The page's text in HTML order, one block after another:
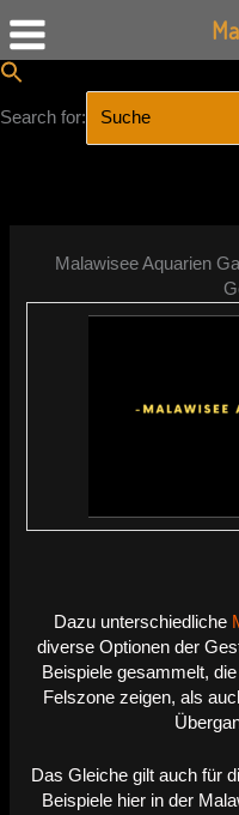
Search for:
springenMalawisee Aquarien
Dazu unterschiedliche
diverse Optionen der
Beispiele gesammelt,
Felszone zeigen, als
Das Gleiche gilt auch für
Beispiele hier in der